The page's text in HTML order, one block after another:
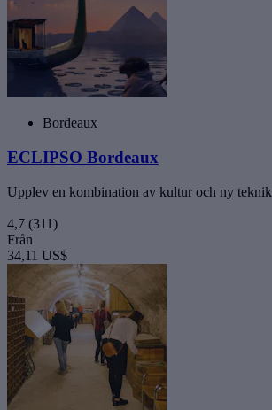
Bordeaux
ECLIPSO Bordeaux
Upplev en kombination av kultur och ny teknik
4,7 (311)
Från
34,11 US$